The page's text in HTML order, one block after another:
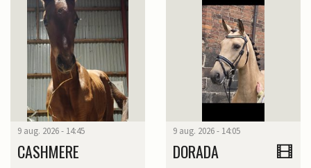
9 aug. 2026 - 14:45
CASHMERE
9 aug. 2026 - 14:05
DORADA